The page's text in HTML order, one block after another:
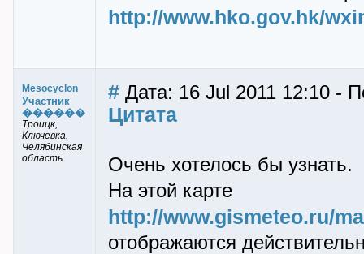
http://www.hko.gov.hk/
Mesocyclon
Участник
������
Троицк,
Ключевка,
Челябинская
область
# Дата: 16 Jul 2011 12:10 -
Цитата
Очень хотелось бы узнать.
На этой карте
http://www.gismeteo.ru/
отображаются